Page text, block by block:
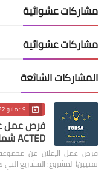
مشاركات عشوائية
مشاركات عشوائية
المشاركات الشائعة
19 مايو 2022
فرص عمل
ACTED شمال سوريا
فرص عمل الإعلان عن
تقنيين) المشروع: المشاريع